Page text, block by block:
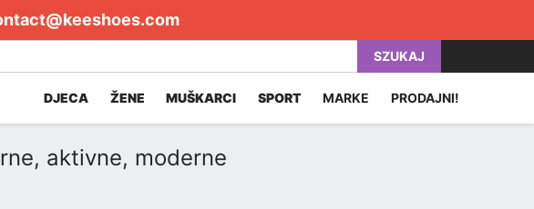
SZUKAJ
DJECA ŽENE MUŠKARCI SPORT MARKE PRODAJNI!
aktivne, moderne